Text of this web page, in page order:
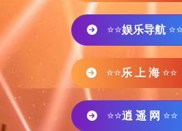
⭐⭐娱乐导航 ⭐⭐
⭐⭐乐 上 海 ⭐⭐
⭐⭐逍 遥 网 ⭐⭐